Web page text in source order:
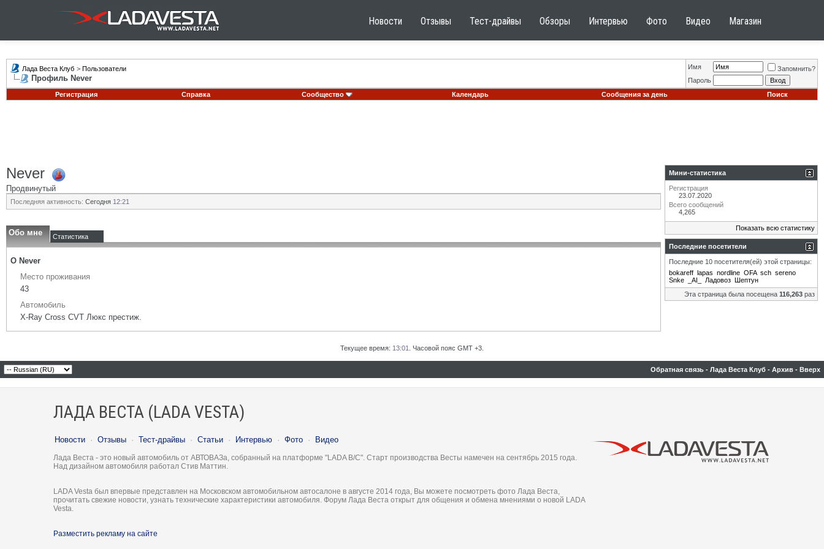
Новости Отзывы Тест-драйвы Обзоры Интервью Фото Видео Магазин
Лада Веста Клуб > Пользователи
Профиль Never
Имя
Запомнить?
Пароль
Регистрация
Справка Сообщество Календарь Сообщения за день Поиск
Never
Продвинутый
Последняя активность: Сегодня 12:21
Обо мне Статистика
О Never
Место проживания
43
Автомобиль
X-Ray Cross CVT Люкс престиж.
Мини-статистика
Регистрация
23.07.2020
Всего сообщений
4,265
Показать всю статистику
Последние посетители
Последние 10 посетителя(ей) этой страницы:
bokareff lapas nordline OFA sch sereno
Snke
_AI_ Ладовоз Шептун
Эта страница была посещена 116,263 раз
Текущее время: 13:01 . Часовой пояс GMT +3.
Обратная связь - Лада Веста Клуб - Архив - Вверх
ЛАДА ВЕСТА (LADA VESTA)
Новости · Отзывы · Тест-драйвы · Статьи · Интервью · Фото · Видео
Лада Веста - это новый автомобиль от АВТОВАЗа, собранный на платформе "LADA B/C". Старт производства Весты намечен на сентябрь 2015 года.
Над дизайном автомобиля работал Стив Маттин.
LADA Vesta был впервые представлен на Московском автомобильном автосалоне в августе 2014 года, Вы можете посмотреть фото Лада Веста,
прочитать свежие новости, узнать технические характеристики автомобиля. Форум Лада Веста открыт для общения и обмена мнениями о новой LADA
Vesta.
Разместить рекламу на сайте